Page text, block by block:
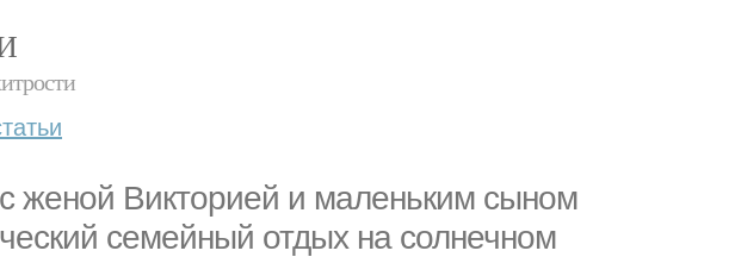
женой Викторией и маленьким сыном
семейный отдых на солнечном